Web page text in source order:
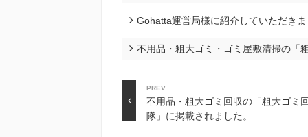
Gohatta運営局様に紹介していただき
不用品・粗大ゴミ・ゴミ屋敷清掃の「
PREV
不用品・粗大ゴミ回収の「粗大ゴミ
隊」に掲載されました。